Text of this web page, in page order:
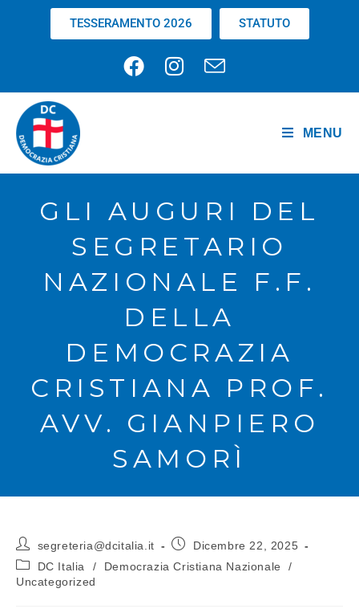
TESSERAMENTO 2026 STATUTO
MENU
GLI AUGURI DEL
SEGRETARIO
NAZIONALE F.F.
DELLA
DEMOCRAZIA
CRISTIANA PROF.
AVV. GIANPIERO
SAMORÌ
segreteria@dcitalia.it
Dicembre 22, 2025
DC Italia
/ Democrazia Cristiana Nazionale
/
Uncategorized